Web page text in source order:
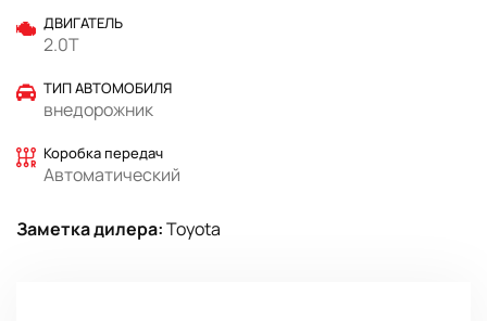
ДВИГАТЕЛЬ
2.0T
ТИП АВТОМОБИЛЯ
внедорожник
Коробка передач
Автоматический
Заметка дилера:Toyota